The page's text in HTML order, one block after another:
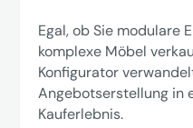
Egal, ob Sie modulare
komplexe Möbel
Konfigurator
Angebotserstellung in
Kauferlebnis.